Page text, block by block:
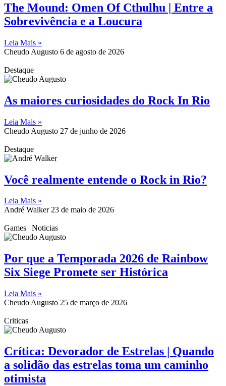
The Mound: Omen Of Cthulhu | Entre a
Sobrevivência e a Loucura
Leia Mais »
Cheudo Augusto 6 de agosto de 2026
Destaque
As maiores curiosidades do Rock In Rio
Leia Mais »
Cheudo Augusto 27 de junho de 2026
Destaque
Você realmente entende o Rock in Rio?
Leia Mais »
André Walker23 de maio de 2026
Games | Noticias
Por que a Temporada 2026 de Rainbow
Six Siege Promete ser Histórica
Leia Mais »
Cheudo Augusto 25 de março de 2026
Criticas
Crítica: Devorador de Estrelas | Quando
a solidão das estrelas toma um caminho
otimista